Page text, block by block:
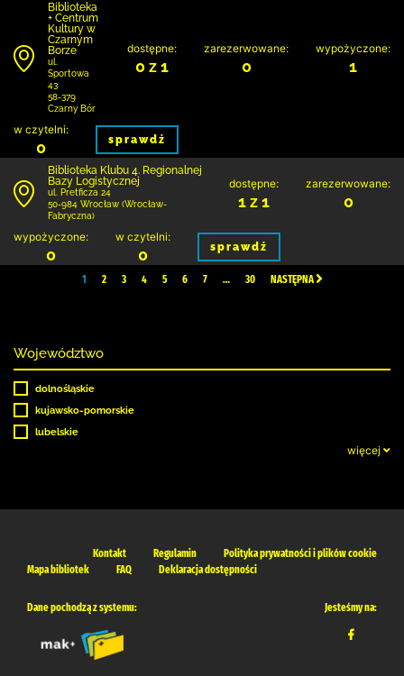
Biblioteka
+ Centrum
Kultury w
Czarnym
Borze
ul.
Sportowa
43
58-379
Czarny Bór
dostępne:
0 z 1
zarezerwowane:
0
wypożyczone:
1
w czytelni:
0 sprawdź
Biblioteka Klubu 4. Regionalnej
Bazy Logistycznej
ul. Pretficza 24
50-984 Wrocław (Wrocław-
Fabryczna)
dostępne:
1 z 1
zarezerwowane:
0
wypożyczone:
0
w czytelni:
0 sprawdź
1 2 3 4 5 6 7 … 30 NASTĘPNA
Województwo
dolnośląskie
kujawsko-pomorskie
lubelskie
więcej
Kontakt Regulamin
Polityka prywatności i plików cookie
Mapa bibliotek
FAQ Deklaracja dostępności
Dane pochodzą z systemu: Jesteśmy na: